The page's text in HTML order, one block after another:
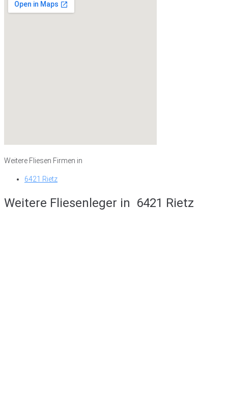
Weitere Fliesen Firmen in
6421 Rietz
Weitere Fliesenleger in 6421 Rietz